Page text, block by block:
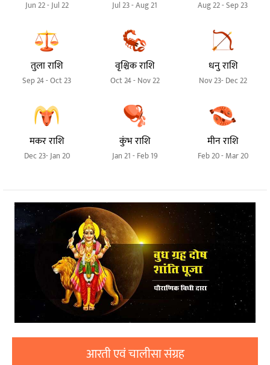
Jun 22 - Jul 22 Jul 23 - Aug 21 Aug 22 - Sep 23
तुला राशि
Sep 24 - Oct 23
वृश्चिक राशि
Oct 24 - Nov 22
धनु राशि
Nov 23- Dec 22
मकर राशि
Dec 23- Jan 20
कुंभ राशि
Jan 21 - Feb 19
मीन राशि
Feb 20 - Mar 20
आरती एवं चालीसा संग्रह